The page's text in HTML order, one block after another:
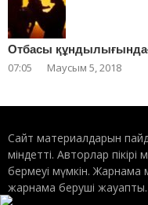
Отбасы
07:05 Маусым 5, 2018
Сайт материалдарын
міндетті. Авторлар
бермеуі мүмкін.
жарнама беруші жауапты.